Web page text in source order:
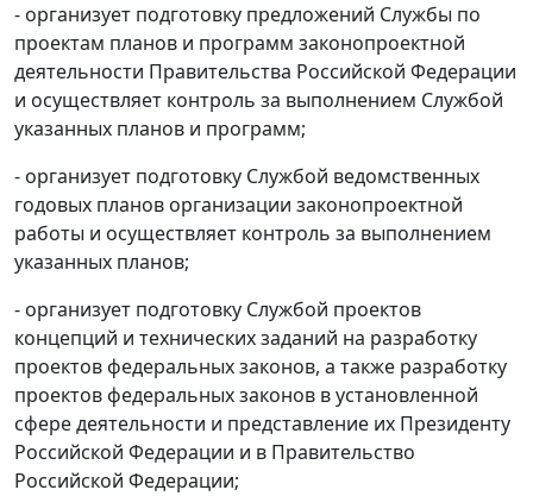
- организует подготовку предложений Службы по
проектам планов и программ законопроектной
деятельности Правительства Российской Федерации
и осуществляет контроль за выполнением Службой
указанных планов и программ;
- организует подготовку Службой ведомственных
годовых планов организации законопроектной
работы и осуществляет контроль за выполнением
указанных планов;
- организует подготовку Службой проектов
концепций и технических заданий на разработку
проектов федеральных законов, а также разработку
проектов федеральных законов в установленной
сфере деятельности и представление их Президенту
Российской Федерации и в Правительство
Российской Федерации;